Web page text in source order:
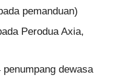
pemanduan)
Perodua Axia,
dewasa